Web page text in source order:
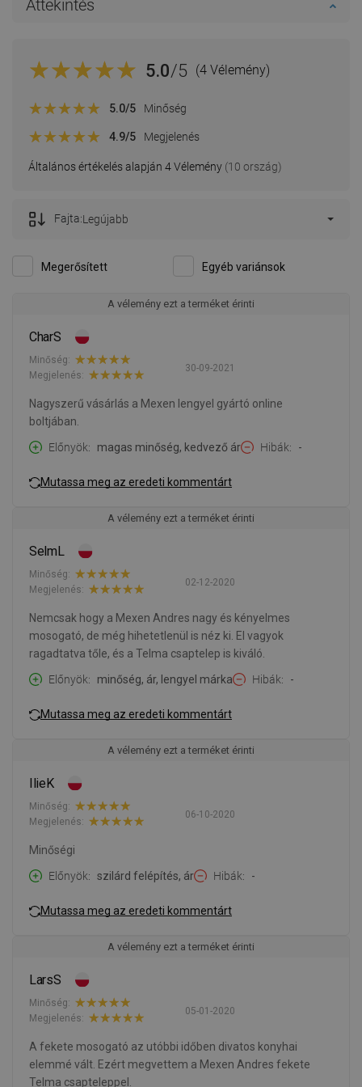
Áttekintés
5.0/5 (4 Vélemény)
Általános értékelés alapján 4 Vélemény (10 ország)
5.0/5 Minőség
4.9/5 Megjelenés
Megerősített Egyéb variánsok
Fajta:Legújabb
A vélemény ezt a terméket érinti
CharS
30-09-2021
Minőség:
Megjelenés:
Nagyszerű vásárlás a Mexen lengyel gyártó online
boltjában.
Előnyök
magas minőség, kedvező ár Hibák -
Mutassa meg az eredeti kommentárt
A vélemény ezt a terméket érinti
SelmL
02-12-2020
Minőség:
Megjelenés:
Nemcsak hogy a Mexen Andres nagy és kényelmes
mosogató, de még hihetetlenül is néz ki. El vagyok
ragadtatva tőle, és a Telma csaptelep is kiváló.
Előnyök
minőség, ár, lengyel márka Hibák -
Mutassa meg az eredeti kommentárt
A vélemény ezt a terméket érinti
IlieK
06-10-2020
Minőség:
Megjelenés:
Minőségi
Előnyök
szilárd felépítés, ár Hibák -
Mutassa meg az eredeti kommentárt
A vélemény ezt a terméket érinti
LarsS
05-01-2020
Minőség:
Megjelenés:
A fekete mosogató az utóbbi időben divatos konyhai
elemmé vált. Ezért megvettem a Mexen Andres fekete
Telma csapteleppel.